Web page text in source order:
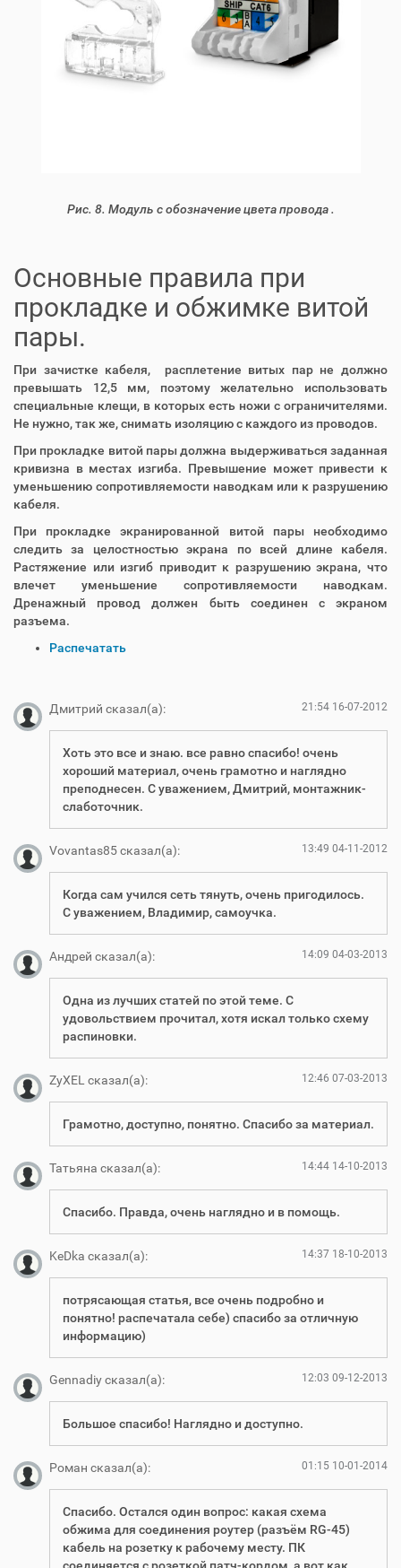
Рис. 8. Модуль с обозначение цвета провода .
Основные правила при
прокладке и обжимке витой
пары.
При зачистке кабеля, расплетение витых пар не должно
превышать 12,5 мм, поэтому желательно использовать
специальные клещи, в которых есть ножи с ограничителями.
Не нужно, так же, снимать изоляцию с каждого из проводов.
При прокладке витой пары должна выдерживаться заданная
кривизна в местах изгиба. Превышение может привести к
уменьшению сопротивляемости наводкам или к разрушению
кабеля.
При прокладке экранированной витой пары необходимо
следить за целостностью экрана по всей длине кабеля.
Растяжение или изгиб приводит к разрушению экрана, что
влечет уменьшение сопротивляемости наводкам.
Дренажный провод должен быть соединен с экраном
разъема.
а
к
у
о
м
Распечатать
Дмитрий сказал(а): 21:54 16-07-2012
Хоть это все и знаю. все равно спасибо! очень
хороший материал, очень грамотно и наглядно
преподнесен. С уважением, Дмитрий, монтажник-
слаботочник.
Vovantas85 сказал(а): 13:49 04-11-2012
Когда сам учился сеть тянуть, очень пригодилось.
С уважением, Владимир, самоучка.
Андрей сказал(а): 14:09 04-03-2013
Одна из лучших статей по этой теме. С
удовольствием прочитал, хотя искал только схему
распиновки.
ZyXEL сказал(а): 12:46 07-03-2013
Грамотно, доступно, понятно. Спасибо за материал.
Татьяна сказал(а): 14:44 14-10-2013
Спасибо. Правда, очень наглядно и в помощь.
KeDka сказал(а): 14:37 18-10-2013
потрясающая статья, все очень подробно и
понятно! распечатала себе) спасибо за отличную
информацию)
Gennadiy сказал(а): 12:03 09-12-2013
Большое спасибо! Наглядно и доступно.
Роман сказал(а): 01:15 10-01-2014
Спасибо. Остался один вопрос: какая схема
обжима для соединения роутер (разъём RG-45)
кабель на розетку к рабочему месту. ПК